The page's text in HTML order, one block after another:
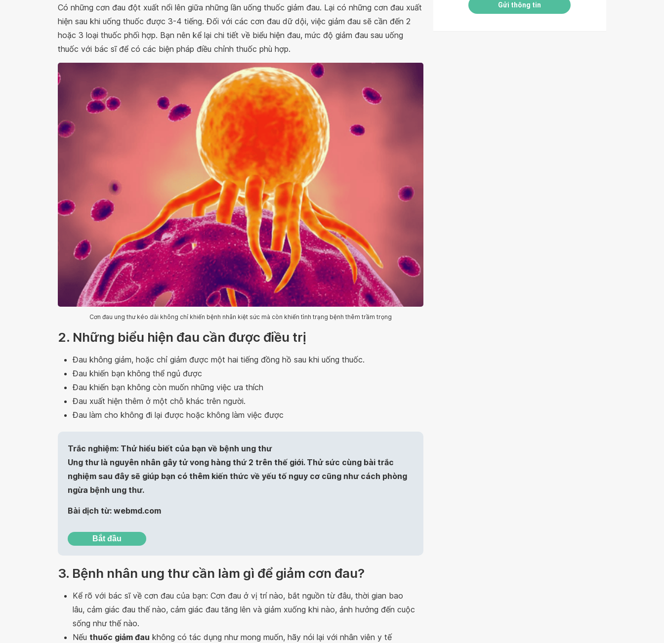
Có những cơn đau đột xuất nổi lên giữa những lần uống thuốc giảm đau. Lại có những cơn đau xuất
hiện sau khi uống thuốc được 3-4 tiếng. Đối với các cơn đau dữ dội, việc giảm đau sẽ cần đến 2
hoặc 3 loại thuốc phối hợp. Bạn nên kể lại chi tiết về biểu hiện đau, mức độ giảm đau sau uống
thuốc với bác sĩ để có các biện pháp điều chỉnh thuốc phù hợp.
Cơn đau ung thư kéo dài không chỉ khiến bệnh nhân kiệt sức mà còn khiến tình trạng bệnh thêm trầm trọng
2. Những biểu hiện đau cần được điều trị
Đau không giảm, hoặc chỉ giảm được một hai tiếng đồng hồ sau khi uống thuốc.
Đau khiến bạn không thể ngủ được
Đau khiến bạn không còn muốn những việc ưa thích
Đau xuất hiện thêm ở một chỗ khác trên người.
Đau làm cho không đi lại được hoặc không làm việc được
Trắc nghiệm: Thử hiểu biết của bạn về bệnh ung thư
Ung thư là nguyên nhân gây tử vong hàng thứ 2 trên thế giới. Thử sức cùng bài trắc
nghiệm sau đây sẽ giúp bạn có thêm kiến thức về yếu tố nguy cơ cũng như cách phòng
ngừa bệnh ung thư.
Bài dịch từ: webmd.com
Bắt đầu
3. Bệnh nhân ung thư cần làm gì để giảm cơn đau?
Kể rõ với bác sĩ về cơn đau của bạn: Cơn đau ở vị trí nào, bắt nguồn từ đâu, thời gian bao
lâu, cảm giác đau thế nào, cảm giác đau tăng lên và giảm xuống khi nào, ảnh hưởng đến cuộc
sống như thế nào.
Nếu thuốc giảm đau không có tác dụng như mong muốn, hãy nói lại với nhân viên y tế
Gửi thông tin